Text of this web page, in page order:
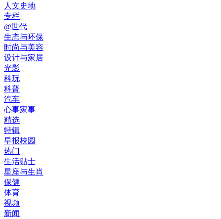
人文史地
专栏
@世代
生态与环保
时尚与美容
设计与家居
光影
科玩
科普
汽车
心事家事
精选
特辑
早报校园
热门
生活贴士
星座与生肖
保健
体育
视频
新闻